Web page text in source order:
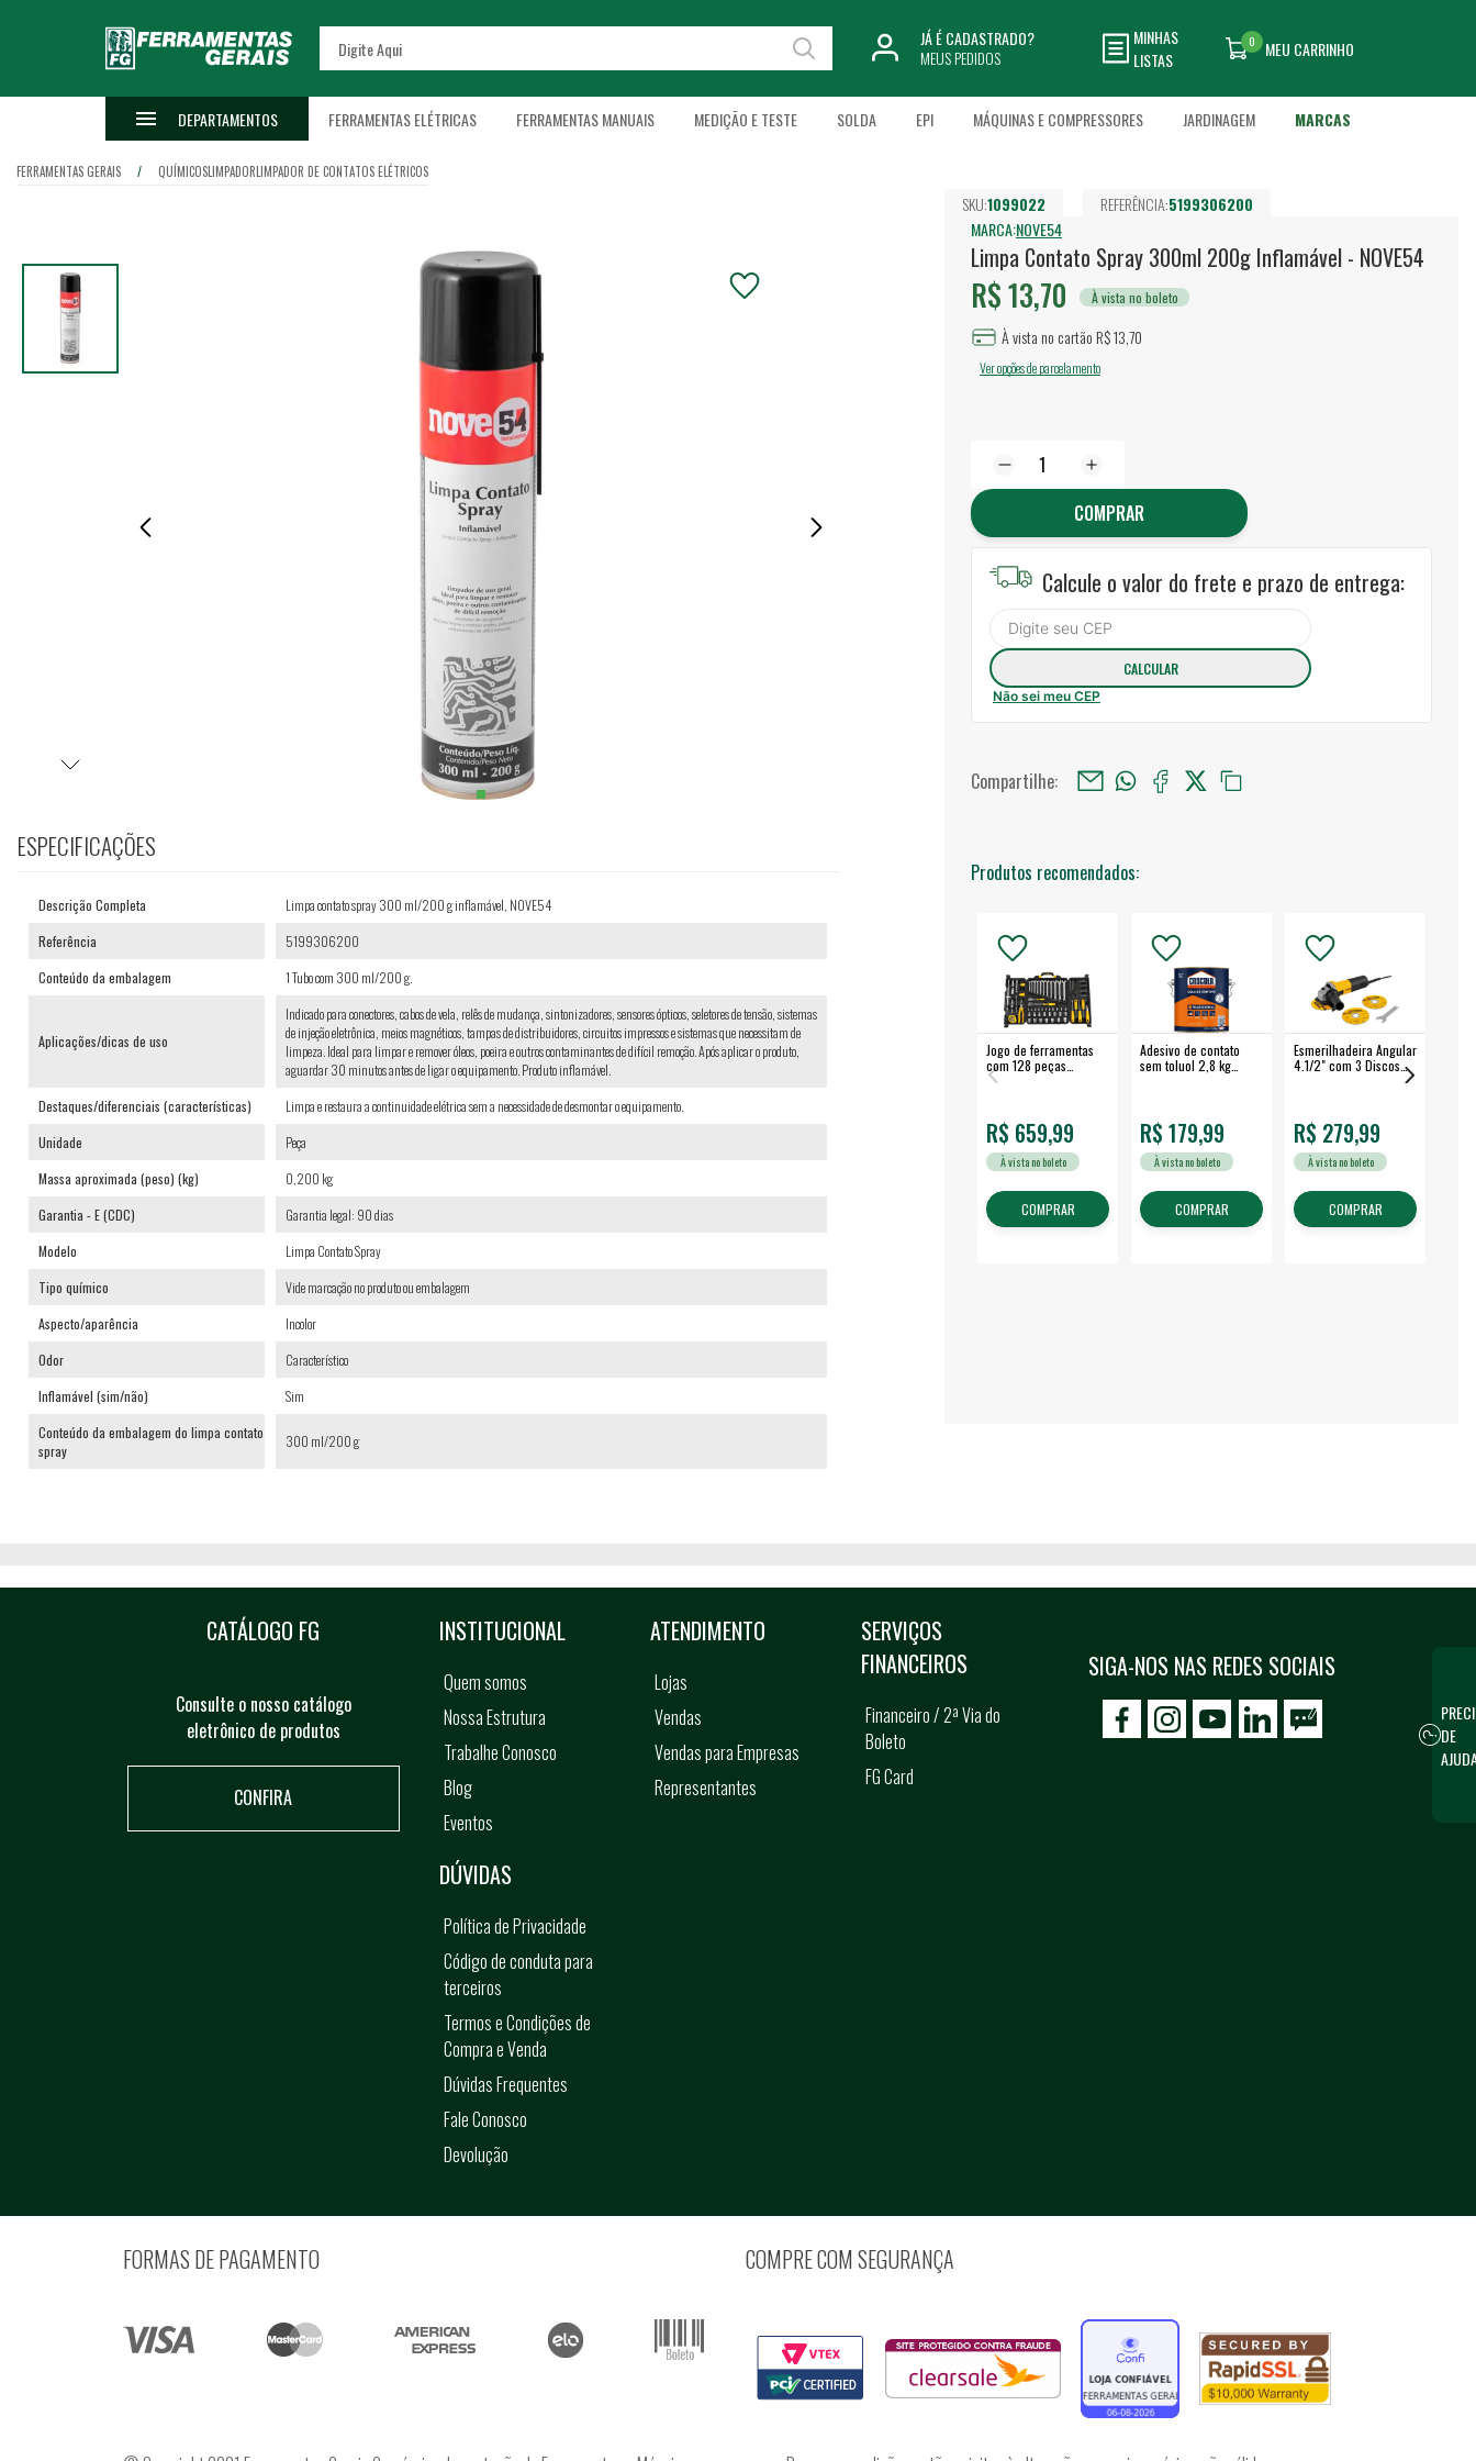
JÁ É CADASTRADO?
MEUS PEDIDOS
MINHAS
LISTAS
MEU CARRINHO
0
DEPARTAMENTOS FERRAMENTAS ELÉTRICAS FERRAMENTAS MANUAIS MEDIÇÃO E TESTE SOLDA EPI MÁQUINAS E COMPRESSORES JARDINAGEM MARCAS
FERRAMENTAS GERAIS QUÍMICOSLIMPADORLIMPADOR DE CONTATOS ELÉTRICOS
SKU:1099022 REFERÊNCIA:5199306200
MARCA:NOVE54
Limpa Contato Spray 300ml 200g Inflamável - NOVE54
R$ 13,70 À vista no boleto
À vista no cartão R$ 13,70
Ver opções de parcelamento
COMPRAR
Calcule o valor do frete e prazo de entrega:
Não sei meu CEP
Compartilhe:
Produtos recomendados:
Jogo de ferramentas
com 128 peças
embalagem fechada -
R$ 659,99
À vista no boleto
COMPRAR
Adesivo de contato
sem toluol 2,8 kg
R$ 179,99
À vista no boleto
COMPRAR
Esmerilhadeira Angular
4.1/2" com 3 Discos
R$ 279,99
À vista no boleto
COMPRAR
ESPECIFICAÇÕES
Descrição Completa
Limpa contato spray 300 ml/200 g inflamável, NOVE54
Referência
5199306200
Conteúdo da embalagem
1 Tubo com 300 ml/200 g.
Aplicações/dicas de uso
Indicado para conectores, cabos de vela, relês de mudança, sintonizadores, sensores ópticos, seletores de tensão, sistemas
de injeção eletrônica, meios magnéticos, tampas de distribuidores, circuitos impressos e sistemas que necessitam de
limpeza. Ideal para limpar e remover óleos, poeira e outros contaminantes de difícil remoção. Após aplicar o produto,
aguardar 30 minutos antes de ligar o equipamento. Produto inflamável.
Destaques/diferenciais (características)
Limpa e restaura a continuidade elétrica sem a necessidade de desmontar o equipamento.
Unidade
Peça
Massa aproximada (peso) (kg)
0,200 kg
Garantia - E (CDC)
Garantia legal: 90 dias
Modelo
Limpa Contato Spray
Tipo químico
Vide marcação no produto ou embalagem
Aspecto/aparência
Incolor
Odor
Característico
Inflamável (sim/não)
Sim
Conteúdo da embalagem do limpa contato
spray
300 ml/200 g
CATÁLOGO FG
Consulte o nosso catálogo
eletrônico de produtos
CONFIRA
SIGA-NOS NAS REDES SOCIAIS
icon-facebook
icon-social02icon-social03
INSTITUCIONAL
Quem somos
Nossa Estrutura
Trabalhe Conosco
Blog
Eventos
ATENDIMENTO
Lojas
Vendas
Vendas para Empresas
Representantes
SERVIÇOS
FINANCEIROS
Financeiro / 2ª Via do
Boleto
FG Card
DÚVIDAS
Política de Privacidade
Código de conduta para
terceiros
Termos e Condições de
Compra e Venda
Dúvidas Frequentes
Fale Conosco
Devolução
FORMAS DE PAGAMENTO COMPRE COM SEGURANÇA
DE